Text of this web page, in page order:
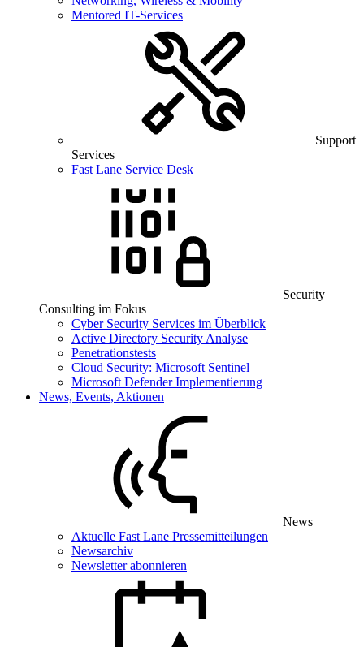
Mentored IT-Services
Support
Services
Fast Lane Service Desk
Security
Consulting im Fokus
Cyber Security Services im Überblick
Active Directory Security Analyse
Penetrationstests
Cloud Security: Microsoft Sentinel
Microsoft Defender Implementierung
News, Events, Aktionen
News
Aktuelle Fast Lane Pressemitteilungen
Newsarchiv
Newsletter abonnieren